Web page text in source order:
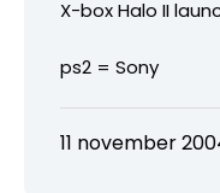
X-box Halo II
ps2 = Sony
11 november